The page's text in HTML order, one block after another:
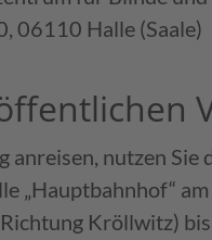
06110 Halle (Saale)
anreisen, nutzen
„Hauptbahnhof“
Kröllwitz)